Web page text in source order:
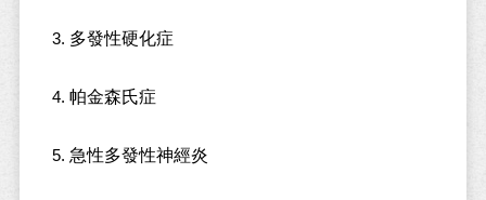
多發性硬化症
帕金森氏症
急性多發性神經炎